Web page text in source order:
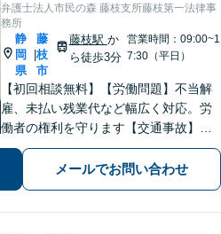
弁護士法人市民の森 藤枝支所藤枝第一法律事
務所
静
岡
県
藤
枝
市
藤枝駅 か
ら徒歩3分
営業時間：09:00~1
7:30（平日）
【初回相談無料】【労働問題】不当解
雇、未払い残業代など幅広く対応。労
働者の権利を守ります【交通事故】保
険会社との交渉もお任せ。事故後の不
安な気持ちに寄り添う丁寧な対応【男
女問題】シングルマザーの法律相談は
メールでお問い合わせ